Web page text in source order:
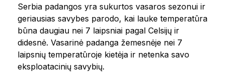
Serbia padangos yra sukurtos vasaros sezonui ir
geriausias savybes parodo, kai lauke temperatūra
būna daugiau nei 7 laipsniai pagal Celsijų ir
didesnė. Vasarinė padanga žemesnėje nei 7
laipsnių temperatūroje kietėja ir netenka savo
eksploatacinių savybių.